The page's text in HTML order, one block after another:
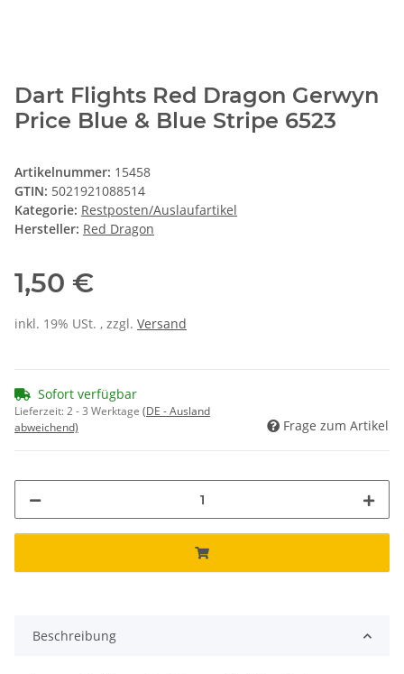
Dart Flights Red Dragon Gerwyn
Price Blue & Blue Stripe 6523
Artikelnummer: 15458
GTIN: 5021921088514
Kategorie: Restposten/Auslaufartikel
Hersteller: Red Dragon
1,50 €
inkl. 19% USt. , zzgl. Versand
Sofort verfügbar
Lieferzeit:2 - 3 Werktage (DE - Ausland
abweichend)
Frage zum Artikel
Beschreibung